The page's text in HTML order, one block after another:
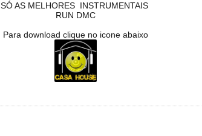
SÓ AS MELHORES INSTRUMENTAIS
RUN DMC
Para download clique no icone abaixo